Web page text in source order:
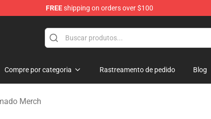
FREEshipping on orders over $100
Shop
Compre por categoria Rastreamento de pedido Blog
Merch